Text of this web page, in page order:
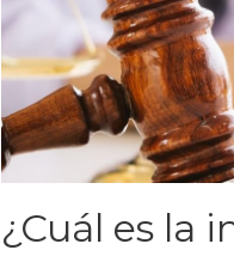
¿Cuál es la